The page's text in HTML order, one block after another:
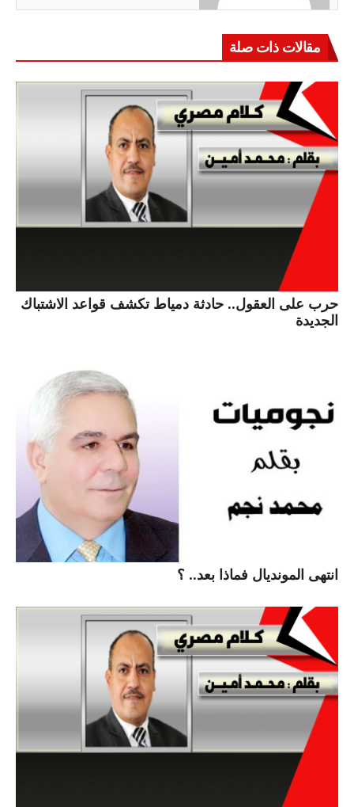
مقالات ذات صلة
حرب على العقول.. حادثة دمياط تكشف قواعد الاشتباك
الجديدة
انتهى المونديال فماذا بعد.. ؟